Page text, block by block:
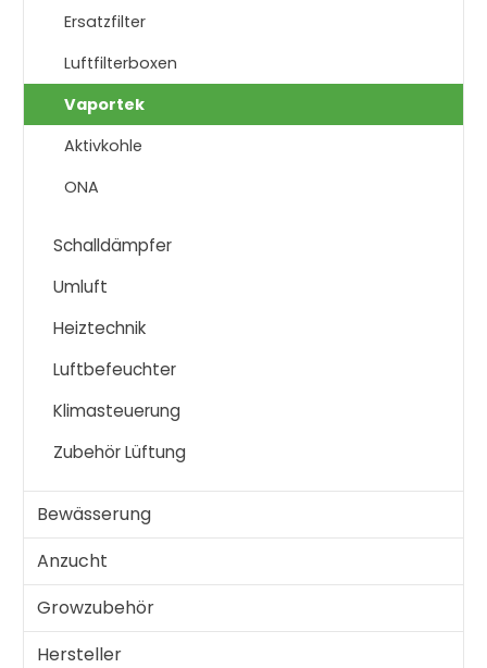
Ersatzfilter
Luftfilterboxen
Vaportek
Aktivkohle
ONA
Schalldämpfer
Umluft
Heiztechnik
Luftbefeuchter
Klimasteuerung
Zubehör Lüftung
Bewässerung
Anzucht
Growzubehör
Hersteller